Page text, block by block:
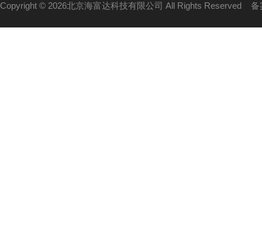
Copyright © 2026北京海富达科技有限公司 All Rights Reserved 备